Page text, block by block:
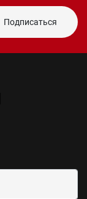
Подписаться